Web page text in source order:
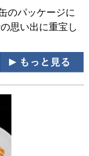
のパッケージに
思い出に重宝し